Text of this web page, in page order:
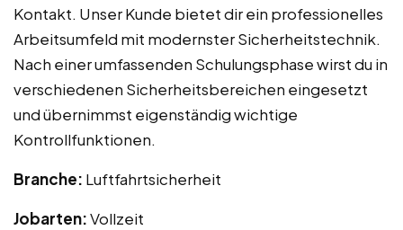
Kontakt. Unser Kunde bietet dir ein professionelles
Arbeitsumfeld mit modernster Sicherheitstechnik.
Nach einer umfassenden Schulungsphase wirst du in
verschiedenen Sicherheitsbereichen eingesetzt
und übernimmst eigenständig wichtige
Kontrollfunktionen.
Branche: Luftfahrtsicherheit
Jobarten:Vollzeit